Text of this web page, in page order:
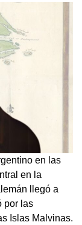
en las
en la
llegó a
por las
Islas Malvinas.